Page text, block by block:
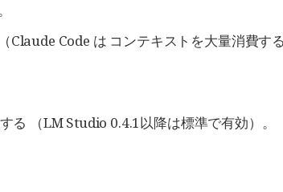
Claude Code は コンテキストを大量消費す
る （LM Studio 0.4.1以降は標準で有効）。